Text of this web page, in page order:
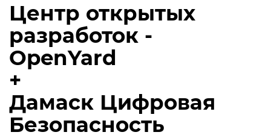
Центр открытых
разработок -
OpenYard
+
Дамаск Цифровая
Безопасность